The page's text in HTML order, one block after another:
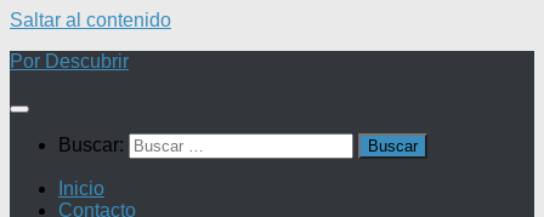
Saltar al contenido
Por Descubrir
Buscar:
Inicio
Contacto